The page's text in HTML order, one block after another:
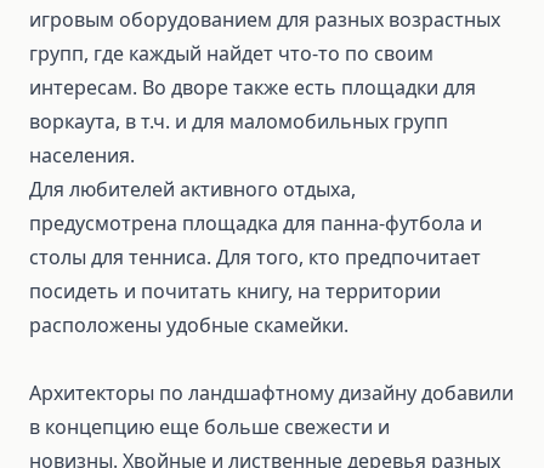
игровым оборудованием для разных возрастных
групп, где каждый найдет что-то по своим
интересам. Во дворе также есть площадки для
воркаута, в т.ч. и для маломобильных групп
населения.
Для любителей активного отдыха,
предусмотрена площадка для панна-футбола и
столы для тенниса. Для того, кто предпочитает
посидеть и почитать книгу, на территории
расположены удобные скамейки.
Архитекторы по ландшафтному дизайну добавили
в концепцию еще больше свежести и
новизны. Хвойные и лиственные деревья разных